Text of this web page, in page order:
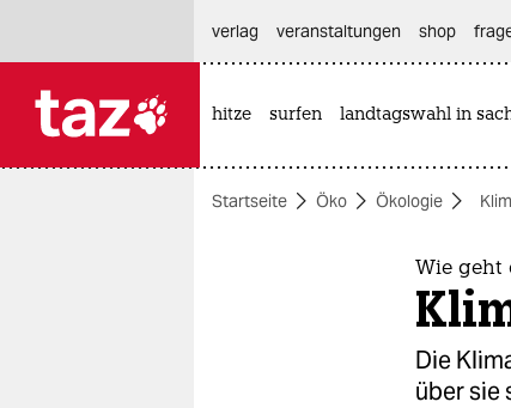
themen
verlag
veranstaltungen shop
hitze surfen landtagswahl in
Startseite Öko Ökologie
Wie geht
Die
über sie